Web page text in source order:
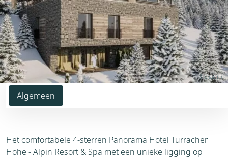
Algemeen
© chalet.nl
Het comfortabele 4-sterren Panorama Hotel Turracher
Höhe - Alpin Resort & Spa met een unieke ligging op